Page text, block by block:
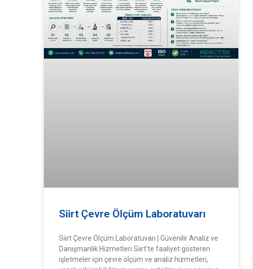
Siirt Çevre Ölçüm Laboratuvarı
Siirt Çevre Ölçüm Laboratuvarı | Güvenilir Analiz ve
Danışmanlık Hizmetleri Siirt’te faaliyet gösteren
işletmeler için çevre ölçüm ve analiz hizmetleri,